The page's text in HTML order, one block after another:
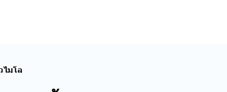
ไมโล